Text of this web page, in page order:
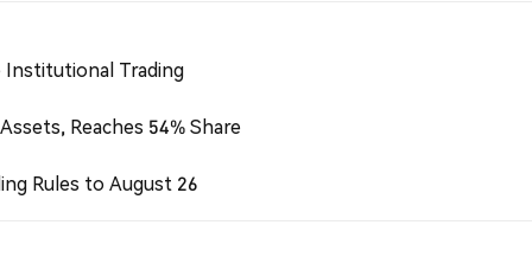
Institutional Trading
Reaches 54% Share
Rules to August 26